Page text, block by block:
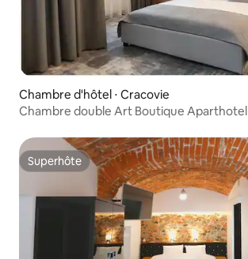
Chambre d'hôtel ⋅ Cracovie
Chambre double Art Boutique Aparthotel
Superhôte
Superhôte